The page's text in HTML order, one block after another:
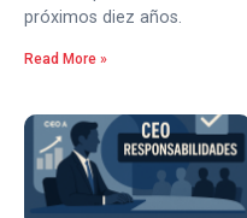
próximos diez años.
Read More »